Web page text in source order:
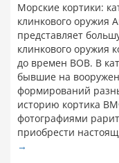
Морские кортики:
клинкового оружия
представляет
клинкового оружия
до времен ВОВ. В
бывшие на
формирований
историю кортика
фотографиями
приобрести
→